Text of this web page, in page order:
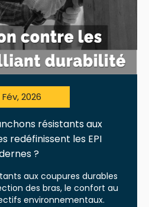
Fév, 2026
résistants aux
redéfinissent les EPI
?
aux coupures durables
des bras, le confort au
environnementaux.